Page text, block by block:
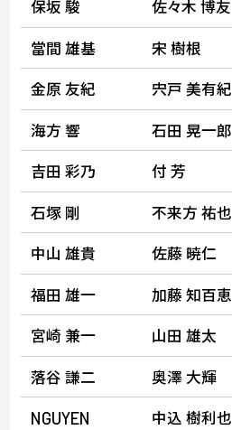
保坂 駿 佐々木 博友
當間 雄基
宋 樹根
金原 友紀
宍戸 美有紀
海方 響
石田 晃一郎
吉田 彩乃
付 芳
石塚 剛
不来方 祐也
中山 雄貴
佐藤 暁仁
福田 雄一
加藤 知百恵
宮崎 兼一
山田 雄太
落谷 謙二
奥澤 大輝
NGUYEN
中込 樹利也